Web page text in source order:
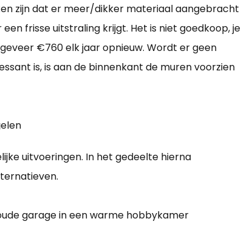
zijn dat er meer/dikker materiaal aangebracht
frisse uitstraling krijgt. Het is niet goedkoop, je
€760 elk jaar opnieuw. Wordt er geen
is, is aan de binnenkant de muren voorzien
uitvoeringen. In het gedeelte hierna
garage in een warme hobbykamer